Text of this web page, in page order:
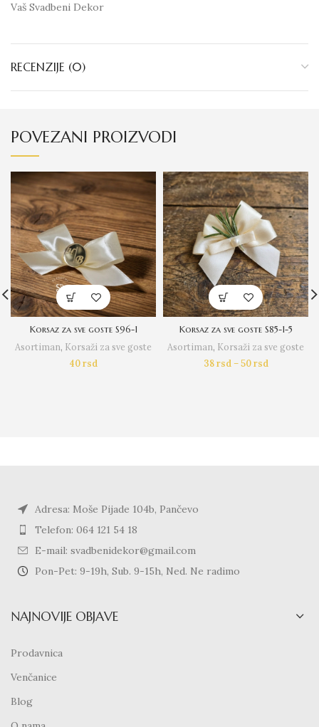
Vaš Svadbeni Dekor
RECENZIJE (0)
POVEZANI PROIZVODI
Korsaz za sve goste S96-1
Asortiman, Korsaži za sve goste
40rsd
Korsaz za sve goste S85-1-5
Asortiman, Korsaži za sve goste
38rsd – 50rsd
Adresa: Moše Pijade 104b, Pančevo
Telefon: 064 121 54 18
E-mail: svadbenidekor@gmail.com
Pon-Pet: 9-19h, Sub. 9-15h, Ned. Ne radimo
NAJNOVIJE OBJAVE
Prodavnica
Venčanice
Blog